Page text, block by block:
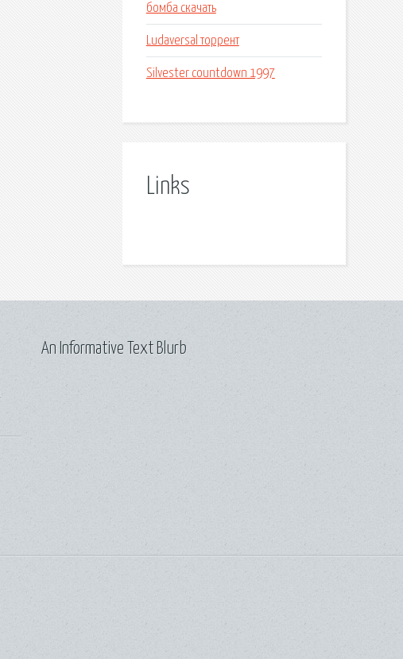
бомба скачать
Ludaversal торрент
Silvester countdown 1997
Links
An Informative Text Blurb